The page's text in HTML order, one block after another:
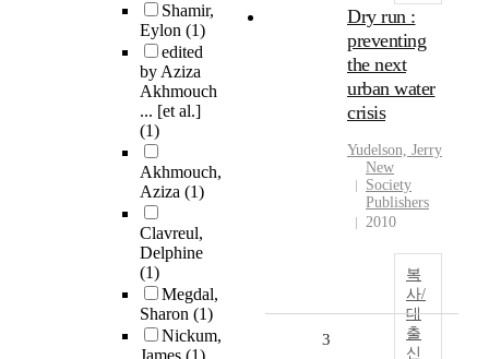
Shamir,
Eylon (1)
edited
by Aziza
Akhmouch
... [et al.]
(1)
Akhmouch,
Aziza (1)
Clavreul,
Delphine
(1)
Megdal,
Sharon (1)
Nickum,
Dry run :
preventing
the next
urban water
crisis
Yudelson, Jerry
New
Society
Publishers
2010
복
사/
대
출
신
3